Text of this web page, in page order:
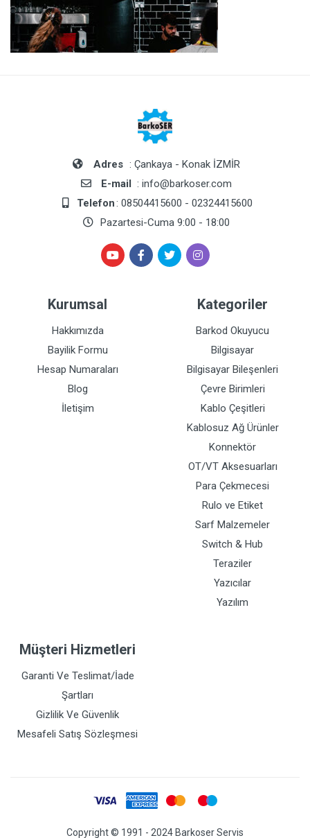
Adres : Çankaya - Konak İZMİR
E-mail : info@barkoser.com
Telefon: 08504415600 - 02324415600
Pazartesi-Cuma 9:00 - 18:00
Kurumsal
Hakkımızda
Bayilik Formu
Hesap Numaraları
Blog
İletişim
Kategoriler
Barkod Okuyucu
Bilgisayar
Bilgisayar Bileşenleri
Çevre Birimleri
Kablo Çeşitleri
Kablosuz Ağ Ürünler
Konnektör
OT/VT Aksesuarları
Para Çekmecesi
Rulo ve Etiket
Sarf Malzemeler
Switch & Hub
Teraziler
Yazıcılar
Yazılım
Müşteri Hizmetleri
Garanti Ve Teslimat/İade
Şartları
Gizlilik Ve Güvenlik
Mesafeli Satış Sözleşmesi
Copyright © 1991 - 2024 Barkoser Servis